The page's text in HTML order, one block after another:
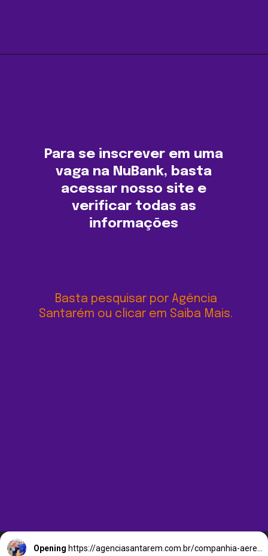
Para se inscrever em uma
vaga na NuBank, basta
acessar nosso site e
verificar todas as
informações
Basta pesquisar por Agência
Santarém ou clicar em Saiba Mais.
Opening https://agenciasantarem.com.br/companhia-aerea-gol-esta-com-centenas-vagas-de-emprego-home-office-disponiveis/amp